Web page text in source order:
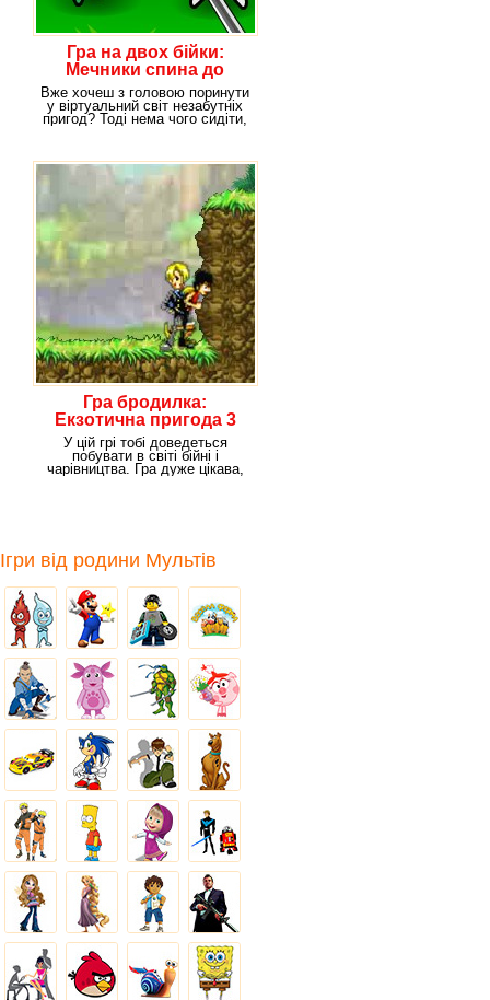
Гра на двох бійки:
Мечники спина до
спини
Вже хочеш з головою поринути
у віртуальний світ незабутніх
пригод? Тоді нема чого сидіти,
Гра бродилка:
Екзотична пригода 3
У цій грі тобі доведеться
побувати в світі бійні і
чарівництва. Гра дуже цікава,
Ігри від родини Мультів